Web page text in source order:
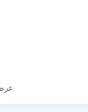
عرض 1 الى 13 من